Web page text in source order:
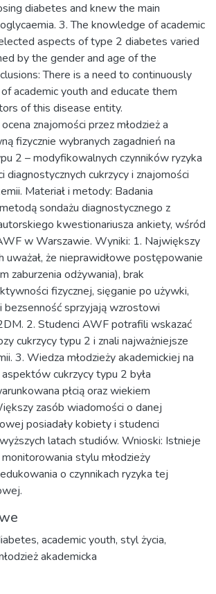
diabetes and knew the main
3. The knowledge of academic
aspects of type 2 diabetes varied
by the gender and age of the
There is a need to continuously
academic youth and educate them
of this disease entity.
znajomości przez młodzież a
fizycznie wybranych zagadnień na
2 – modyfikowalnych czynników ryzyka
diagnostycznych cukrzycy i znajomości
Materiał i metody: Badania
sondażu diagnostycznego z
kwestionariusza ankiety, wśród
w Warszawie. Wyniki: 1. Największy
uważał, że nieprawidłowe postępowanie
zaburzenia odżywania), brak
fizycznej, sięganie po używki,
bezsenność sprzyjają wzrostowi
2. Studenci AWF potrafili wskazać
cukrzycy typu 2 i znali najważniejsze
3. Wiedza młodzieży akademickiej na
cukrzycy typu 2 była
płcią oraz wiekiem
zasób wiadomości o danej
posiadały kobiety i studenci
latach studiów. Wnioski: Istnieje
stylu młodzieży
o czynnikach ryzyka tej
, academic youth, styl życia,
akademicka